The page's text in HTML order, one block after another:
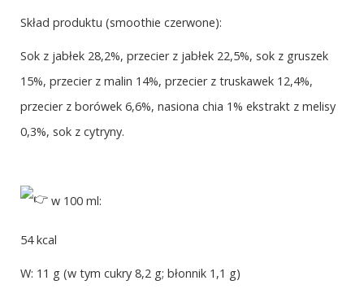
Skład produktu (smoothie czerwone):
Sok z jabłek 28,2%, przecier z jabłek 22,5%, sok z gruszek
15%, przecier z malin 14%, przecier z truskawek 12,4%,
przecier z borówek 6,6%, nasiona chia 1% ekstrakt z melisy
0,3%, sok z cytryny.
w 100 ml:
54 kcal
W: 11 g (w tym cukry 8,2 g; błonnik 1,1 g)